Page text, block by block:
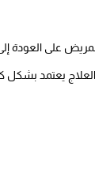
على
يعتمد بشكل